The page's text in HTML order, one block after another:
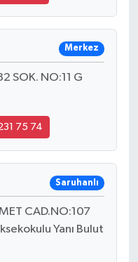
Merkez
SOK. NO:11 G
75 74
Saruhanlı
CAD.NO:107
Yanı Bulut